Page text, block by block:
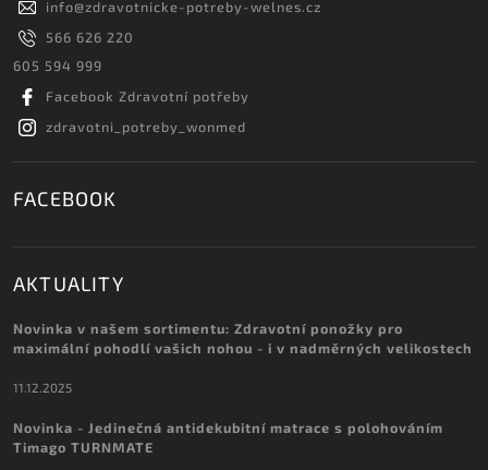
info@zdravotnicke-potreby-welnes.cz
566 626 220
605 594 999
Facebook Zdravotní potřeby
zdravotni_potreby_wonmed
FACEBOOK
AKTUALITY
Novinka v našem sortimentu: Zdravotní ponožky pro
maximální pohodlí vašich nohou - i v nadměrných velikostech
11.12.2025
Novinka - Jedinečná antidekubitní matrace s polohováním
Timago TURNMATE